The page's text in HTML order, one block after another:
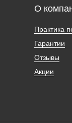
О
Практика
Гарантии
Отзывы
Акции